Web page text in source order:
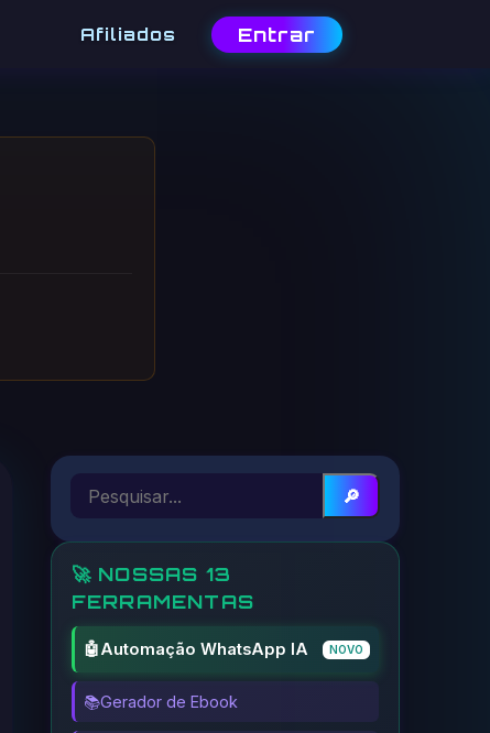
Afiliados Entrar
🔎
🚀 NOSSAS 13
FERRAMENTAS
🤖Automação WhatsApp IA NOVO
📚Gerador de Ebook